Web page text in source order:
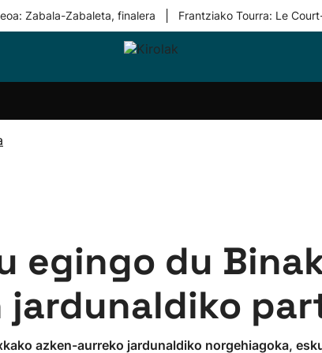
Zabala-Zabaleta, finalera Frantziako Tourra: Le
Taldeak
egingo du
jardunaldiko
azken-aurreko jardunaldiko norgehiagoka,